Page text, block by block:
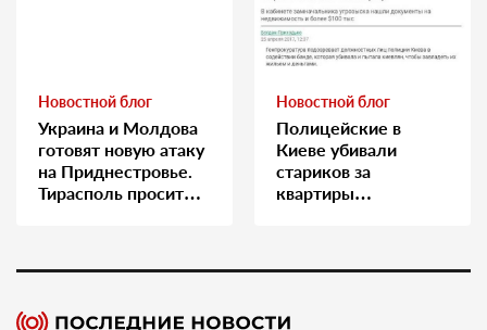
Новостной блог
Украина и Молдова
готовят новую атаку
на Приднестровье.
Тирасполь просит
Новостной блог
Полицейские в
Киеве убивали
стариков за
квартиры…